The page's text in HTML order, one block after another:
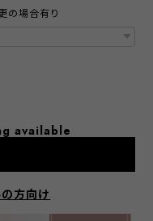
の場合有り
available
方向け